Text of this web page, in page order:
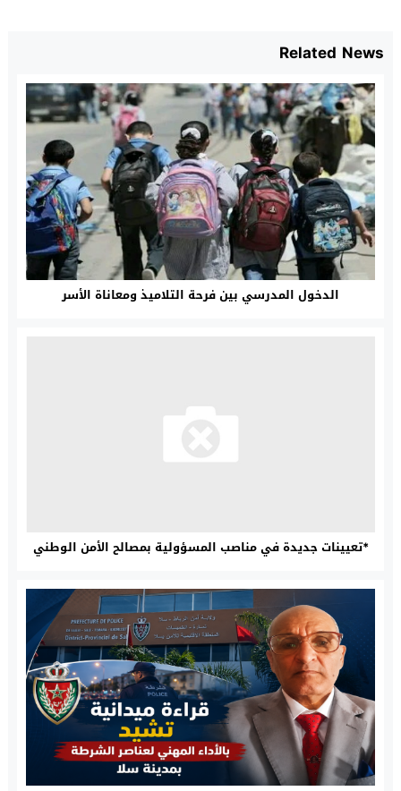
Related News
الدخول المدرسي بين فرحة التلاميذ ومعاناة الأسر
*تعيينات جديدة في مناصب المسؤولية بمصالح الأمن الوطني